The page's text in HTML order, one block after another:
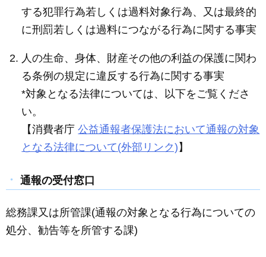
する犯罪行為若しくは過料対象行為、又は最終的
に刑罰若しくは過料につながる行為に関する事実
人の生命、身体、財産その他の利益の保護に関わ
る条例の規定に違反する行為に関する事実
*対象となる法律については、以下をご覧くださ
い。
【消費者庁公益通報者保護法において通報の対象
となる法律について(外部リンク) 】
通報の受付窓口
総務課又は所管課(通報の対象となる行為についての
処分、勧告等を所管する課)